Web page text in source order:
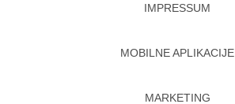
IMPRESSUM
MOBILNE APLIKACIJE
MARKETING